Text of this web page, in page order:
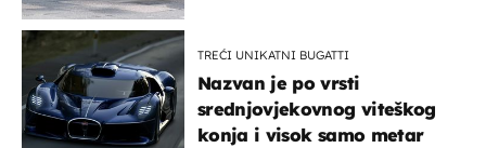
TREĆI UNIKATNI BUGATTI
Nazvan je po vrsti
srednjovjekovnog viteškog
konja i visok samo metar